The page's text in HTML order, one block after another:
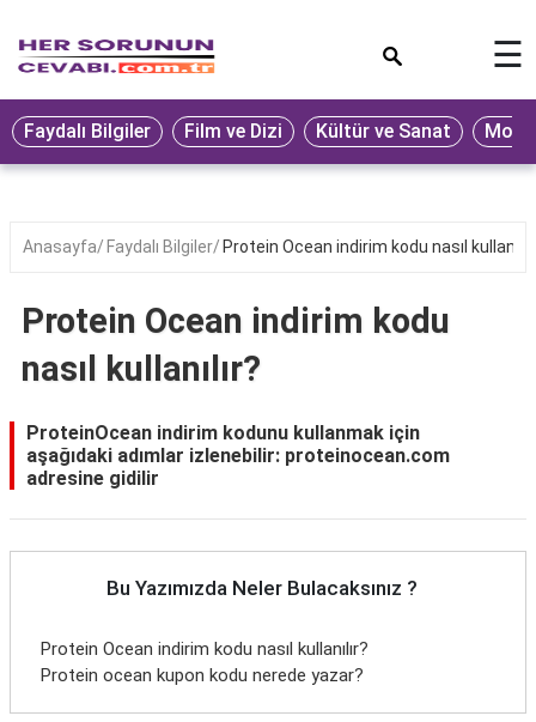
Eğitim
Ekonomi
Seyahat
Oyun
Yaşam
Hukuk
Blog
☰
Faydalı Bilgiler Film ve Dizi Kültür ve Sanat
Anasayfa Faydalı Bilgiler Protein Ocean indirim kodu nasıl
Protein Ocean indirim kodu
nasıl kullanılır?
ProteinOcean indirim kodunu kullanmak için
aşağıdaki adımlar izlenebilir: proteinocean.com
adresine gidilir
Bu Yazımızda Neler Bulacaksınız ?
Protein Ocean indirim kodu nasıl kullanılır?
Protein ocean kupon kodu nerede yazar?